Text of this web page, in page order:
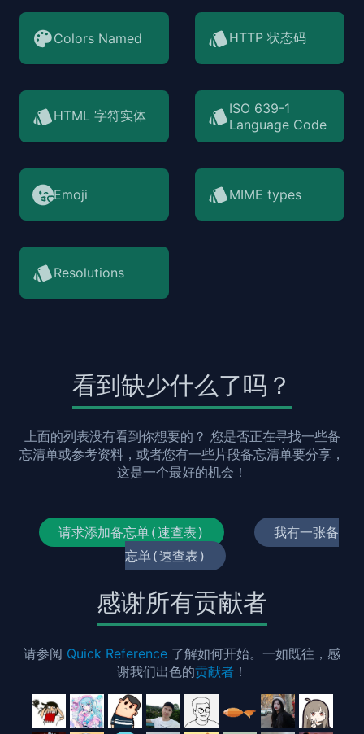
Colors Named HTTP 状态码
HTML 字符实体
ISO 639-1
Language Code
Emoji MIME types
Resolutions
看到缺少什么了吗？
上面的列表没有看到你想要的？ 您是否正在寻找一些备
忘清单或参考资料，或者您有一些片段备忘清单要分享，
这是一个最好的机会！
请求添加备忘单(速查表)
我有一张备
忘单(速查表)
感谢所有贡献者
请参阅 Quick Reference 了解如何开始。一如既往，感
谢我们出色的贡献者 ！